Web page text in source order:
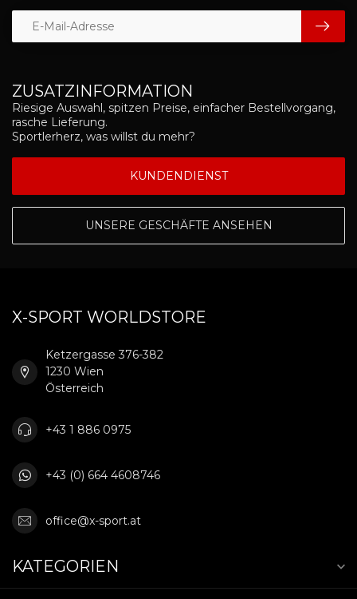
ZUSATZINFORMATION
Riesige Auswahl, spitzen Preise, einfacher Bestellvorgang,
rasche Lieferung.
Sportlerherz, was willst du mehr?
KUNDENDIENST
UNSERE GESCHÄFTE ANSEHEN
X-SPORT WORLDSTORE
Ketzergasse 376-382
1230 Wien
Österreich
+43 1 886 0975
+43 (0) 664 4608746
office@x-sport.at
KATEGORIEN